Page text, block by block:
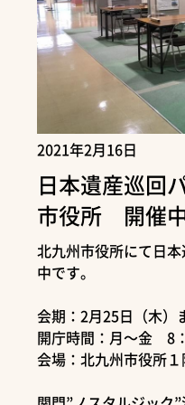
2021年2月16日
日本遺産巡回
市役所 開催
北九州市役所にて日
中です。
会期：2月25日（木）
開庁時間：月～金 8
会場：北九州市役所